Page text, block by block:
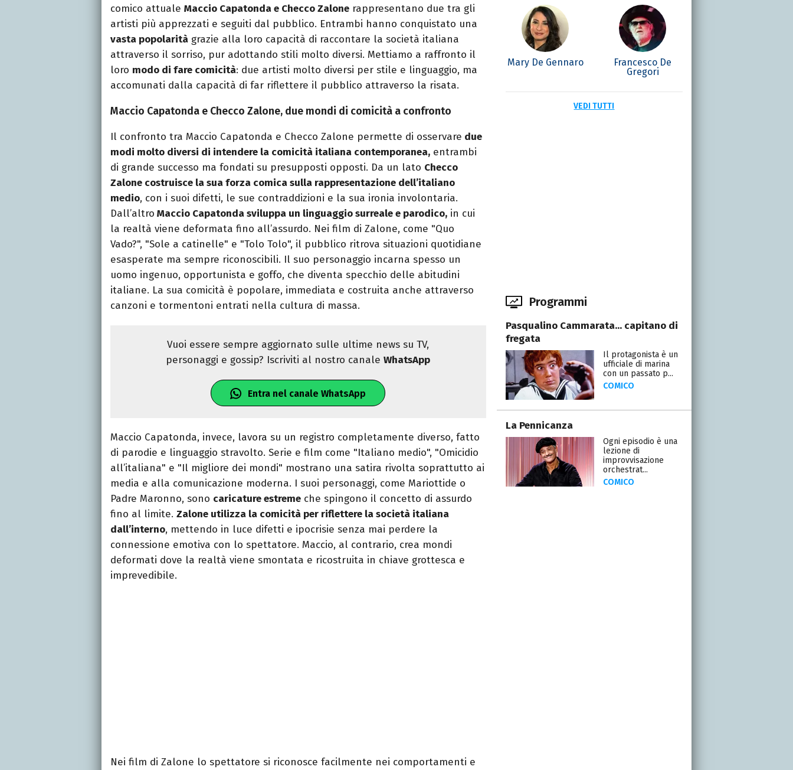
comico attuale Maccio Capatonda e Checco Zalone rappresentano due tra gli
artisti più apprezzati e seguiti dal pubblico. Entrambi hanno conquistato una
vasta popolarità grazie alla loro capacità di raccontare la società italiana
attraverso il sorriso, pur adottando stili molto diversi. Mettiamo a raffronto il
loro modo di fare comicità: due artisti molto diversi per stile e linguaggio, ma
accomunati dalla capacità di far riflettere il pubblico attraverso la risata.
Maccio Capatonda e Checco Zalone, due mondi di comicità a confronto
Il confronto tra Maccio Capatonda e Checco Zalone permette di osservare due
modi molto diversi di intendere la comicità italiana contemporanea, entrambi
di grande successo ma fondati su presupposti opposti. Da un lato Checco
Zalone costruisce la sua forza comica sulla rappresentazione dell’italiano
medio, con i suoi difetti, le sue contraddizioni e la sua ironia involontaria.
Dall’altro Maccio Capatonda sviluppa un linguaggio surreale e parodico, in cui
la realtà viene deformata fino all’assurdo. Nei film di Zalone, come "Quo
Vado?", "Sole a catinelle" e "Tolo Tolo", il pubblico ritrova situazioni quotidiane
esasperate ma sempre riconoscibili. Il suo personaggio incarna spesso un
uomo ingenuo, opportunista e goffo, che diventa specchio delle abitudini
italiane. La sua comicità è popolare, immediata e costruita anche attraverso
canzoni e tormentoni entrati nella cultura di massa.
Vuoi essere sempre aggiornato sulle ultime news su TV,
personaggi e gossip? Iscriviti al nostro canaleWhatsApp
Entra nel canale WhatsApp
Maccio Capatonda, invece, lavora su un registro completamente diverso, fatto
di parodie e linguaggio stravolto. Serie e film come "Italiano medio", "Omicidio
all’italiana" e "Il migliore dei mondi" mostrano una satira rivolta soprattutto ai
media e alla comunicazione moderna. I suoi personaggi, come Mariottide o
Padre Maronno, sono caricature estreme che spingono il concetto di assurdo
fino al limite. Zalone utilizza la comicità per riflettere la società italiana
dall’interno, mettendo in luce difetti e ipocrisie senza mai perdere la
connessione emotiva con lo spettatore. Maccio, al contrario, crea mondi
deformati dove la realtà viene smontata e ricostruita in chiave grottesca e
imprevedibile.
Nei film di Zalone lo spettatore si riconosce facilmente nei comportamenti e
Mary De Gennaro
Francesco De
Gregori
VEDI TUTTI
Programmi
Pasqualino Cammarata... capitano di
fregata
Il protagonista è un
ufficiale di marina
con un passato p...
COMICO
La Pennicanza
Ogni episodio è una
lezione di
improvvisazione
orchestrat...
COMICO